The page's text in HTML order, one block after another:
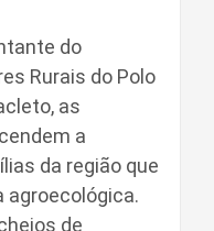
do
Rurais do Polo
as
a
da região que
agroecológica.
de